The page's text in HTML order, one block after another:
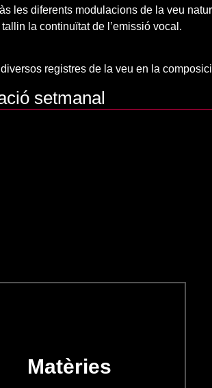
les diferents modulacions de la veu
la continuïtat de l’emissió vocal.
registres de la veu en la
setmanal
Matèries